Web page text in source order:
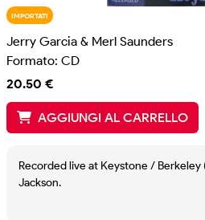
IMPORTATI
Jerry Garcia & Merl Saunders
Formato: CD
20.50 €
AGGIUNGI AL CARRELLO
Recorded live at Keystone / Berkeley
Jackson.